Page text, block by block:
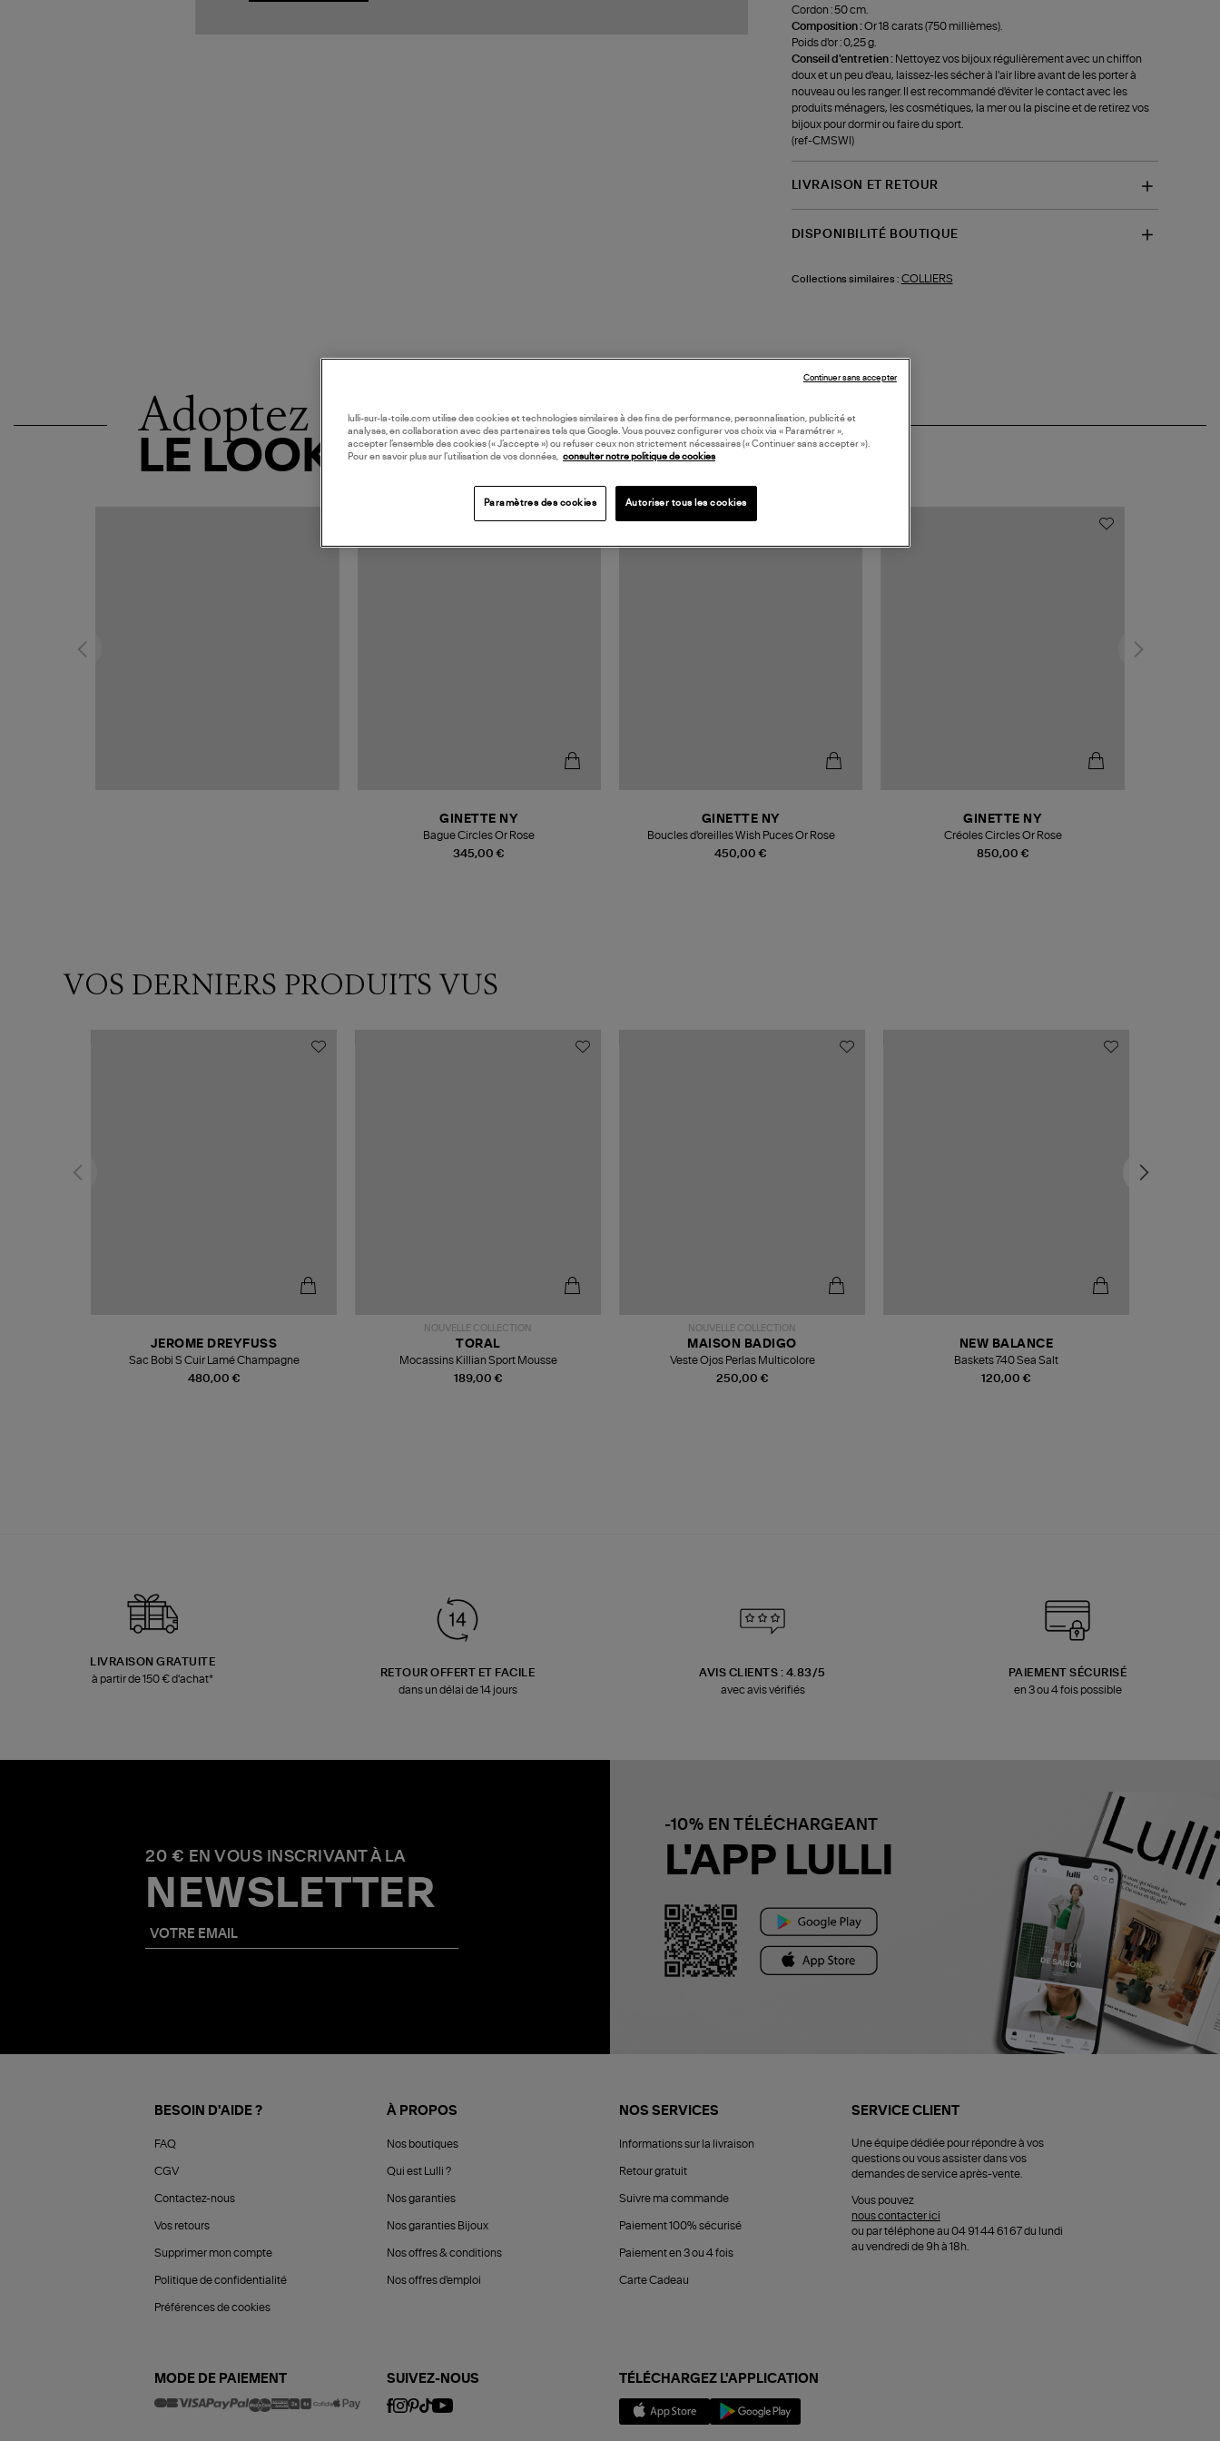
Cordon : 50 cm.
Composition :Or 18 carats (750 millièmes).
Poids d'or : 0,25 g.
Conseil d'entretien : Nettoyez vos bijoux régulièrement avec un chiffon
doux et un peu d'eau, laissez-les sécher à l'air libre avant de les porter à
nouveau ou les ranger. Il est recommandé d'éviter le contact avec les
produits ménagers, les cosmétiques, la mer ou la piscine et de retirez vos
bijoux pour dormir ou faire du sport.
(ref-CMSWI)
LIVRAISON ET RETOUR
DISPONIBILITÉ BOUTIQUE
Collections similaires : COLLIERS
Adoptez
LE LOOK
345,00 €
GINETTE NY
Bague Circles Or Rose
450,00 €
GINETTE NY
Boucles d'oreilles Wish Puces Or Rose
850,00 €
GINETTE NY
Créoles Circles Or Rose
VOS DERNIERS PRODUITS VUS
480,00 €
JEROME DREYFUSS
Sac Bobi S Cuir Lamé Champagne
NOUVELLE COLLECTION
189,00 €
TORAL
Mocassins Killian Sport Mousse
NOUVELLE COLLECTION
250,00 €
MAISON BADIGO
Veste Ojos Perlas Multicolore
120,00 €
NEW BALANCE
Baskets 740 Sea Salt
LIVRAISON GRATUITE
à partir de 150 € d'achat*
RETOUR OFFERT ET FACILE
dans un délai de 14 jours
AVIS CLIENTS : 4.83/5
avec avis vérifiés
PAIEMENT SÉCURISÉ
en 3 ou 4 fois possible
20 € EN VOUS INSCRIVANT À LA
NEWSLETTER
-10% EN TÉLÉCHARGEANT
L'APP LULLI
BESOIN D'AIDE ?
FAQ
CGV
Contactez-nous
Vos retours
Supprimer mon compte
Politique de confidentialité
Préférences de cookies
À PROPOS
Nos boutiques
Qui est Lulli ?
Nos garanties
Nos garanties Bijoux
Nos offres & conditions
Nos offres d'emploi
NOS SERVICES
Informations sur la livraison
Retour gratuit
Suivre ma commande
Paiement 100% sécurisé
Paiement en 3 ou 4 fois
Carte Cadeau
SERVICE CLIENT
Une équipe dédiée pour répondre à vos
questions ou vous assister dans vos
demandes de service après-vente.
Vous pouvez
nous contacter ici
ou par téléphone au 04 91 44 61 67 du lundi
au vendredi de 9h à 18h.
MODE DE PAIEMENT SUIVEZ-NOUS TÉLÉCHARGEZ L'APPLICATION
lulli-sur-la-toile.com utilise des cookies et technologies similaires à des fins de performance, personnalisation, publicité et
analyses, en collaboration avec des partenaires tels que Google. Vous pouvez configurer vos choix via « Paramétrer »,
accepter l’ensemble des cookies (« J’accepte ») ou refuser ceux non strictement nécessaires (« Continuer sans accepter »).
Pour en savoir plus sur l’utilisation de vos données, consulter notre politique de cookies
Paramètres des cookies Autoriser tous les cookies
Continuer sans accepter